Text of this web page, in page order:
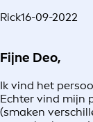
Rick16-09-2022
Fijne Deo,
Ik vind het
Echter vind mijn
(smaken